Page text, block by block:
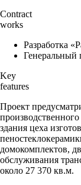
Contract
works
Разработка
Генеральный
Key
features
Проект
здания цеха
домокомплектов,
обслуживания
около 27 370 кв.м.